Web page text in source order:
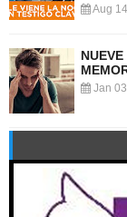
Aug
Jan